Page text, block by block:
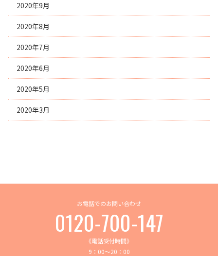
2020年9月
2020年8月
2020年7月
2020年6月
2020年5月
2020年3月
お電話でのお問い合わせ
0120-700-147
《電話受付時間》
9：00～20：00